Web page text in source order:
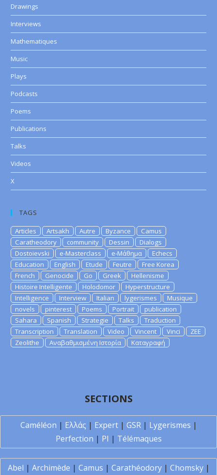
Drawings
Interviews
Mathematiques
Music
Plays
Podcasts
Poems
Publications
Talks
Videos
X
TAGS
Articles Artsakh Autre Byzance
Camus
Caratheodory
community Dessin
Dialogs
Dostoievski
e-Masterclass e-Μάθημα
Echecs
Education
English Etude Feutre
Free Korea
French
Genocide Go Greek
Hellenisme
Histoire Intelligente
Holodomor
Hyperstructure
Intelligence
Interview Italian lygerismes
Musique
novels
pinterest Poems Portrait
publication
Sahara
Spanish Strategie Talks
Traduction
Transcription
Translation Video Vincent Vinci
ZEE
Zeolithe
Αναβαθμισμένη Ιστορία Καταγραφή
SECTIONS
Caméléon | Ελλάς | Expert| GSR| Lygerismes |
Perfection | PI | Télémaques
Abel | Archimède | Camus | Carathéodory| Chomsky|